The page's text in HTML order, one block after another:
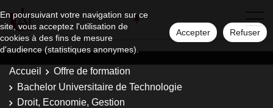
En poursuivant votre navigation sur ce
site, vous acceptez l'utilisation de
cookies à des fins de mesure
d'audience (statistiques anonymes).
Accepter Refuser
Accueil
Offre de formation
Bachelor Universitaire de Technologie
Droit, Economie, Gestion